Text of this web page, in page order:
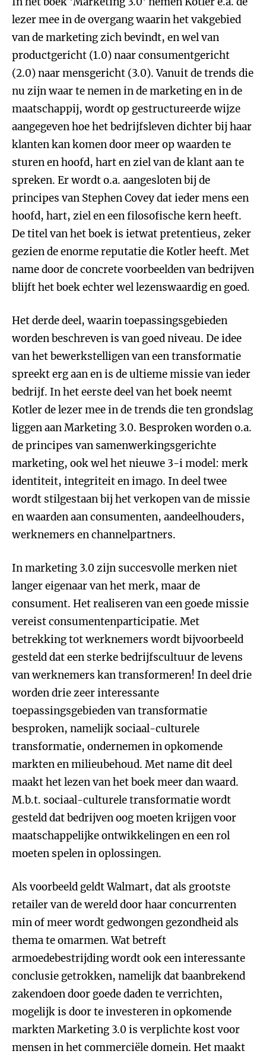
lezer mee in de overgang waarin het vakgebied
van de marketing zich bevindt, en wel van
productgericht (1.0) naar consumentgericht
(2.0) naar mensgericht (3.0). Vanuit de trends die
nu zijn waar te nemen in de marketing en in de
maatschappij, wordt op gestructureerde wijze
aangegeven hoe het bedrijfsleven dichter bij haar
klanten kan komen door meer op waarden te
sturen en hoofd, hart en ziel van de klant aan te
spreken. Er wordt o.a. aangesloten bij de
principes van Stephen Covey dat ieder mens een
hoofd, hart, ziel en een filosofische kern heeft.
De titel van het boek is ietwat pretentieus, zeker
gezien de enorme reputatie die Kotler heeft. Met
name door de concrete voorbeelden van bedrijven
blijft het boek echter wel lezenswaardig en goed.
Het derde deel, waarin toepassingsgebieden
worden beschreven is van goed niveau. De idee
van het bewerkstelligen van een transformatie
spreekt erg aan en is de ultieme missie van ieder
bedrijf. In het eerste deel van het boek neemt
Kotler de lezer mee in de trends die ten grondslag
liggen aan Marketing 3.0. Besproken worden o.a.
de principes van samenwerkingsgerichte
marketing, ook wel het nieuwe 3-i model: merk
identiteit, integriteit en imago. In deel twee
wordt stilgestaan bij het verkopen van de missie
en waarden aan consumenten, aandeelhouders,
werknemers en channelpartners.
In marketing 3.0 zijn succesvolle merken niet
langer eigenaar van het merk, maar de
consument. Het realiseren van een goede missie
vereist consumentenparticipatie. Met
betrekking tot werknemers wordt bijvoorbeeld
gesteld dat een sterke bedrijfscultuur de levens
van werknemers kan transformeren! In deel drie
worden drie zeer interessante
toepassingsgebieden van transformatie
besproken, namelijk sociaal-culturele
transformatie, ondernemen in opkomende
markten en milieubehoud. Met name dit deel
maakt het lezen van het boek meer dan waard.
M.b.t. sociaal-culturele transformatie wordt
gesteld dat bedrijven oog moeten krijgen voor
maatschappelijke ontwikkelingen en een rol
moeten spelen in oplossingen.
Als voorbeeld geldt Walmart, dat als grootste
retailer van de wereld door haar concurrenten
min of meer wordt gedwongen gezondheid als
thema te omarmen. Wat betreft
armoedebestrijding wordt ook een interessante
conclusie getrokken, namelijk dat baanbrekend
zakendoen door goede daden te verrichten,
mogelijk is door te investeren in opkomende
markten Marketing 3.0 is verplichte kost voor
mensen in het commerciële domein. Het maakt